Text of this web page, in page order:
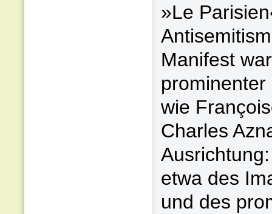
»Le
Manifest
wie
Charles
etwa des
und des